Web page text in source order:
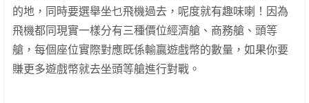
的地，同時要選舉坐乜飛機過去，呢度就有趣味喇！因為
飛機都同現實一樣分有三種價位經濟艙、商務艙、頭等
艙，每個座位實際對應既係輸贏遊戲幣的數量，如果你要
賺更多遊戲幣就去坐頭等艙進行對戰。